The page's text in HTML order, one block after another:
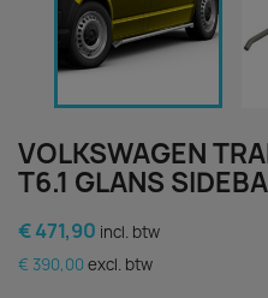
VOLKSWAGEN
T6.1 GLANS
€ 471,90 incl. btw
€ 390,00 excl. btw